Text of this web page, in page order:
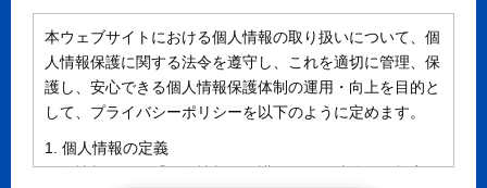
本ウェブサイトにおける個人情報の取り扱いについて、個
人情報保護に関する法令を遵守し、これを適切に管理、保
護し、安心できる個人情報保護体制の運用・向上を目的と
して、プライバシーポリシーを以下のように定めます。
1. 個人情報の定義
個人情報とは、「個人情報の保護に関する法律」に規定さ